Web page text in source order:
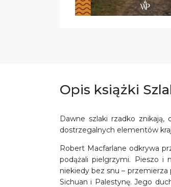
Opis książki
Dawne szlaki rzadko
dostrzegalnych elementów
Robert Macfarlane odkrywa
podążali pielgrzymi. Pieszo i
niekiedy bez snu – przemierza
Sichuan i Palestynę. Jego